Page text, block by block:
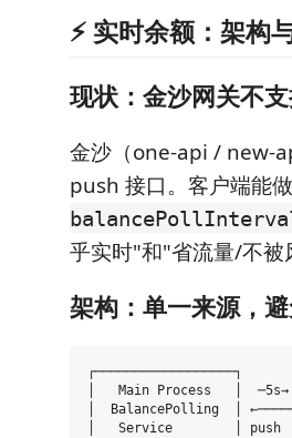
⚡️ 实时余额：架构
现状：金沙网关不
金沙（one-api / new-
push 接口。客户端能
乎实时"和"省流量/不被
架构：单一来源，
┌──────────────────┐
│   Main Process   │
│  BalancePolling  │
│   Service        │ push